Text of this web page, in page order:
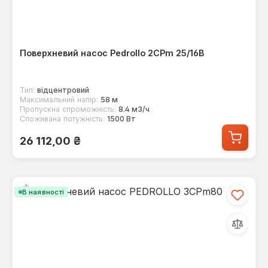
Поверхневий насос Pedrollo 2CPm 25/16B
Тип: відцентровий
Максимальний напір: 58 м
Пропускна спроможність: 8.4 м3/ч
Споживана потужність: 1500 Вт
Звичайна ціна:
26 112,00 ₴
В наявності